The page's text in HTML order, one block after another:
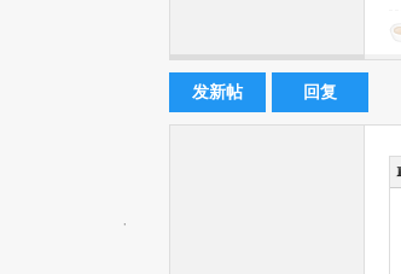
发新帖 回复